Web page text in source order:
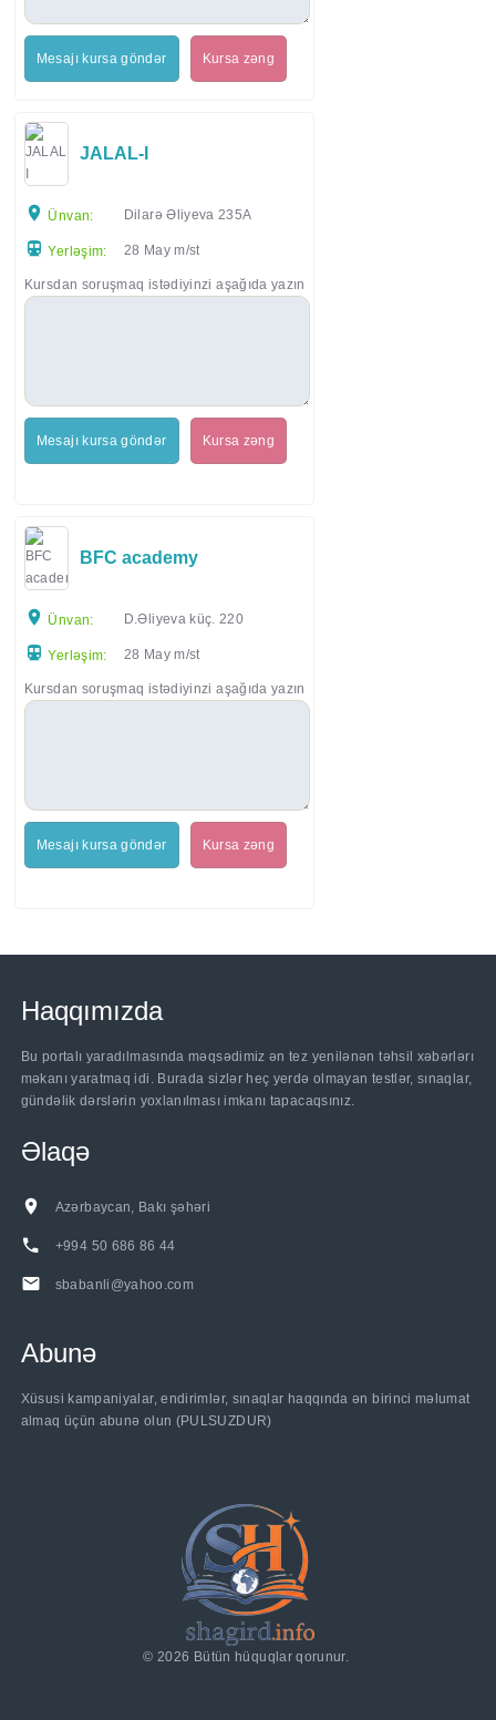
Mesajı kursa göndər Kursa zəng
JALAL-I
Ünvan: Dilarə Əliyeva 235A
Yerləşim: 28 May m/st
Kursdan soruşmaq istədiyinzi aşağıda yazın
Mesajı kursa göndər Kursa zəng
BFC academy
Ünvan: D.Əliyeva küç. 220
Yerləşim: 28 May m/st
Kursdan soruşmaq istədiyinzi aşağıda yazın
Mesajı kursa göndər Kursa zəng
Haqqımızda
Bu portalı yaradılmasında məqsədimiz ən tez yenilənən təhsil xəbərlərı
məkanı yaratmaq idi. Burada sizlər heç yerdə olmayan testlər, sınaqlar,
gündəlik dərslərin yoxlanılması imkanı tapacaqsınız.
Əlaqə
Azərbaycan, Bakı şəhəri
+994 50 686 86 44
sbabanli@yahoo.com
Abunə
Xüsusi kampaniyalar, endirimlər, sınaqlar haqqında ən birinci məlumat
almaq üçün abunə olun (PULSUZDUR)
©2026 Bütün hüquqlar qorunur.